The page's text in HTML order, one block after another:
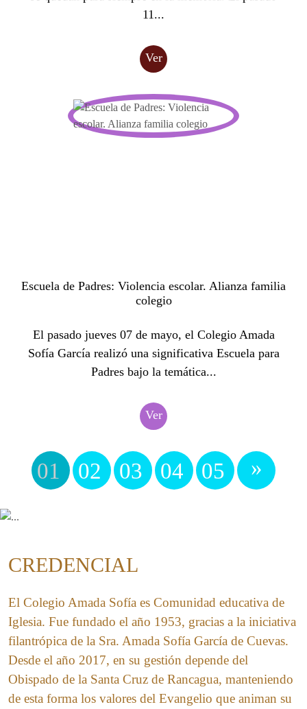
11...
Ver
Escuela de Padres: Violencia escolar. Alianza familia
colegio
El pasado jueves 07 de mayo, el Colegio Amada
Sofía García realizó una significativa Escuela para
Padres bajo la temática...
Ver
01 02 03 04 05 »
CREDENCIAL
El Colegio Amada Sofía es Comunidad educativa de
Iglesia. Fue fundado el año 1953, gracias a la iniciativa
filantrópica de la Sra. Amada Sofía García de Cuevas.
Desde el año 2017, en su gestión depende del
Obispado de la Santa Cruz de Rancagua, manteniendo
de esta forma los valores del Evangelio que animan su